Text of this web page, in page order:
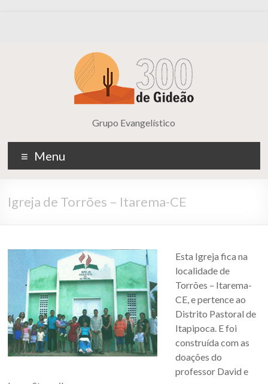
Grupo Evangelístico
Menu
Igreja de Torrões – Itarema-CE
Esta Igreja fica na
localidade de
Torrões – Itarema-
CE, e pertence ao
Distrito Pastoral de
Itapipoca. E foi
construída com as
doações do
professor David e